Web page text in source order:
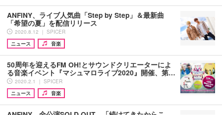
ANFiNY、ライブ人気曲「Step by Step」＆最新曲
「希望の夏」を配信リリース
2020.8.12 ｜ SPICER
ニュース
音楽
50周年を迎えるFM OH!とサウンドクリエーターによ
る音楽イベント『マシュマロライブ2020』開催、第…
2020.2.1 ｜ SPICER
ニュース
音楽